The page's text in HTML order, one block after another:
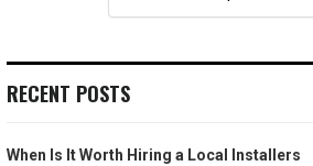
RECENT POSTS
When Is It Worth Hiring a Local Installers